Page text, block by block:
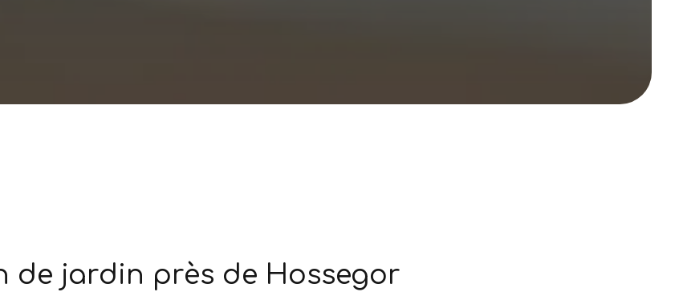
de jardin près de Hossegor